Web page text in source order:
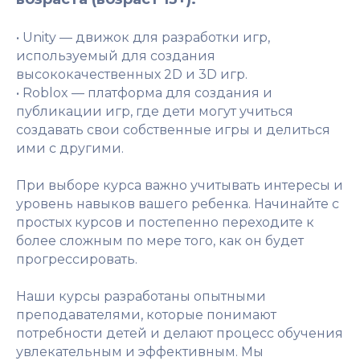
• Unity — движок для разработки игр,
используемый для создания
высококачественных 2D и 3D игр.
• Roblox — платформа для создания и
публикации игр, где дети могут учиться
создавать свои собственные игры и делиться
ими с другими.
При выборе курса важно учитывать интересы и
уровень навыков вашего ребенка. Начинайте с
простых курсов и постепенно переходите к
более сложным по мере того, как он будет
прогрессировать.
Наши курсы разработаны опытными
преподавателями, которые понимают
потребности детей и делают процесс обучения
увлекательным и эффективным. Мы